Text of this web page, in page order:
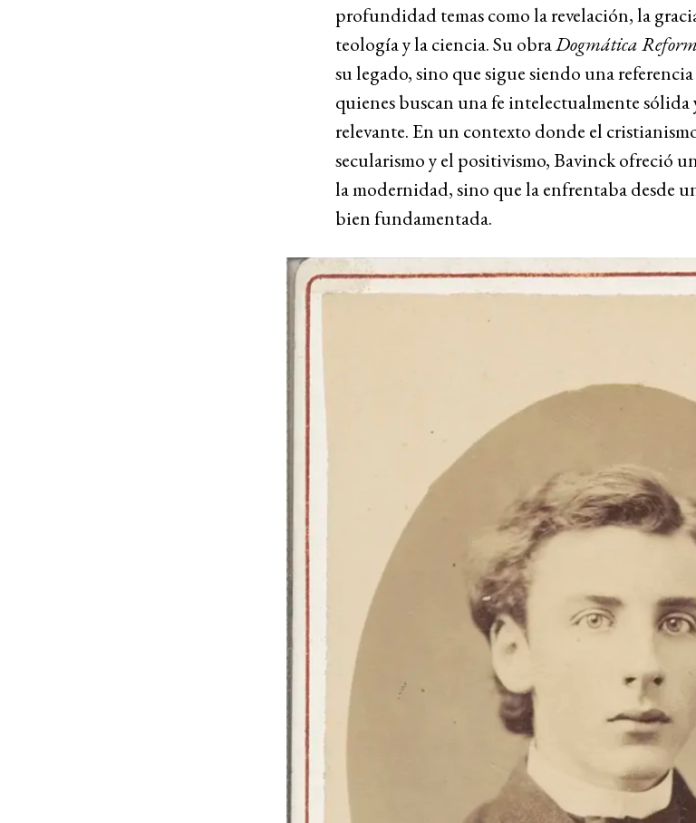
profundidad temas como la revelación, la
teología y la ciencia. Su obraDogmática
su legado, sino que sigue siendo una
quienes buscan una fe intelectualmente
relevante. En un contexto donde el
secularismo y el positivismo, Bavinck ofreció
la modernidad, sino que la enfrentaba desde
bien fundamentada.